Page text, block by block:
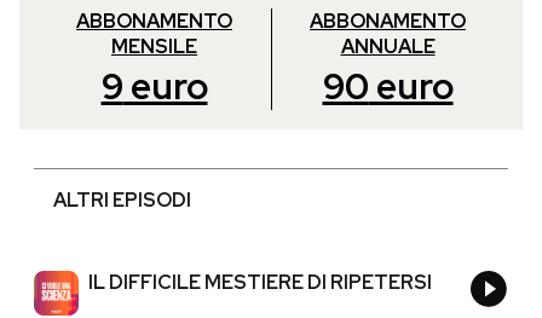
ABBONAMENTO
MENSILE
9 euro
ABBONAMENTO
ANNUALE
90 euro
ALTRI EPISODI
IL DIFFICILE MESTIERE DI RIPETERSI